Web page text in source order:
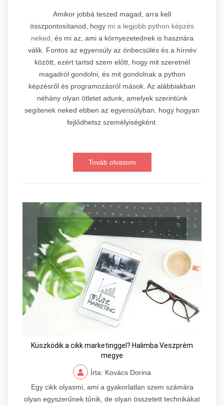
Amikor jobbá teszed magad, arra kell
összpontosítanod, hogy mi a legjobb python képzés
neked, és mi az, ami a környezetednek is hasznára
válik. Fontos az egyensúly az önbecsülés és a hírnév
között, ezért tartsd szem előtt, hogy mit szeretnél
magadról gondolni, és mit gondolnak a python
képzésről és programozásról mások. Az alábbiakban
néhány olyan ötletet adunk, amelyek szerintünk
segítenek neked ebben az egyensúlyban, hogy hogyan
fejlődhetsz személyiségként.
Továb olvasom
Küszködik a cikk marketinggel? Halimba Veszprém
megye
Írta: Kovács Dorina
Egy cikk olyasmi, ami a gyakorlatlan szem számára
olyan egyszerűnek tűnik, de olyan összetett technikákat